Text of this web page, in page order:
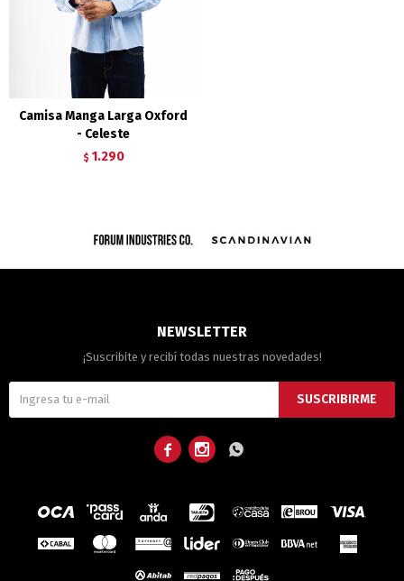
Camisa Manga Larga Oxford
- Celeste
$ 1.290
NEWSLETTER
¡Suscribite y recibí todas nuestras novedades!
SUSCRIBIRME
  